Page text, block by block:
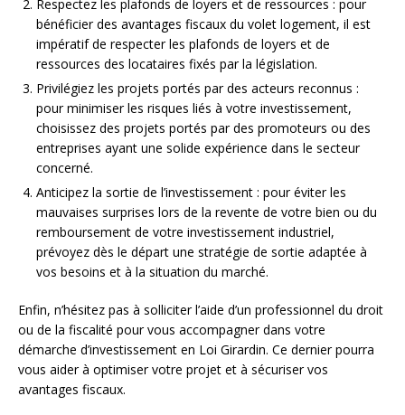
Respectez les plafonds de loyers et de ressources : pour
bénéficier des avantages fiscaux du volet logement, il est
impératif de respecter les plafonds de loyers et de
ressources des locataires fixés par la législation.
Privilégiez les projets portés par des acteurs reconnus :
pour minimiser les risques liés à votre investissement,
choisissez des projets portés par des promoteurs ou des
entreprises ayant une solide expérience dans le secteur
concerné.
Anticipez la sortie de l’investissement : pour éviter les
mauvaises surprises lors de la revente de votre bien ou du
remboursement de votre investissement industriel,
prévoyez dès le départ une stratégie de sortie adaptée à
vos besoins et à la situation du marché.
Enfin, n’hésitez pas à solliciter l’aide d’un professionnel du droit
ou de la fiscalité pour vous accompagner dans votre
démarche d’investissement en Loi Girardin. Ce dernier pourra
vous aider à optimiser votre projet et à sécuriser vos
avantages fiscaux.